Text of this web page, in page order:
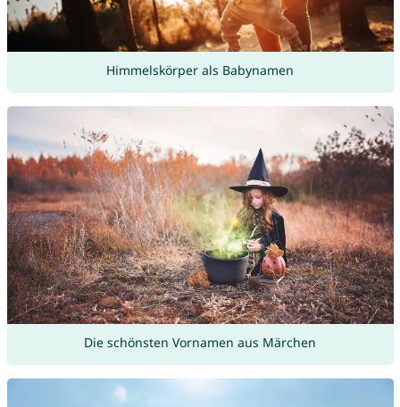
Himmelskörper als Babynamen
Die schönsten Vornamen aus Märchen